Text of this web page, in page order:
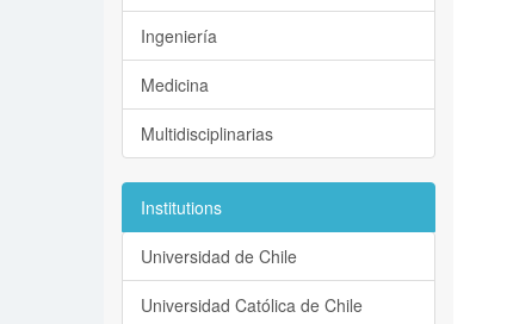
Ingeniería
Medicina
Multidisciplinarias
Institutions
Universidad de Chile
Universidad Católica de Chile